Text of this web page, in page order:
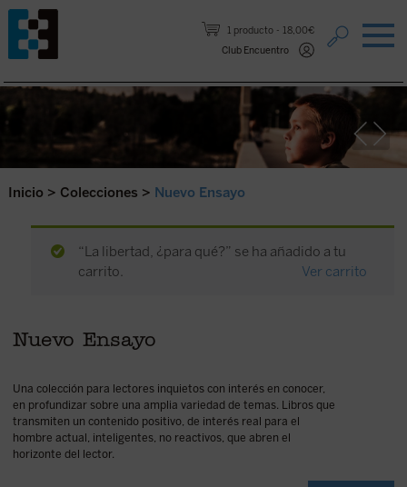
1 producto
18,00€
Club Encuentro
Saltar al contenido.
Inicio > Colecciones > Nuevo Ensayo
“La libertad, ¿para qué?” se ha añadido a tu
carrito.
Ver carrito
Nuevo Ensayo
Una colección para lectores inquietos con interés en conocer,
en profundizar sobre una amplia variedad de temas. Libros que
transmiten un contenido positivo, de interés real para el
hombre actual, inteligentes, no reactivos, que abren el
horizonte del lector.